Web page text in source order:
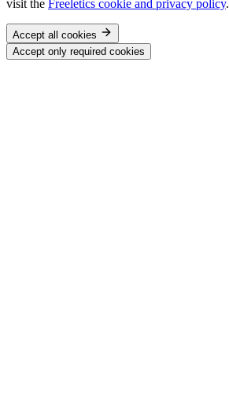
visit the Freeletics cookie and privacy policy.
Accept all cookies
Accept only required cookies